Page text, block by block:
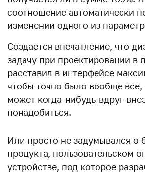
соотношение автоматически
изменении одного из
Создается впечатление, что
задачу при проектировании в
расставил в интерфейсе
чтобы точно было вообще все,
может когда-нибудь-вдруг-
понадобиться.
Или просто не задумывался о
продукта, пользовательском
устройстве, под которое